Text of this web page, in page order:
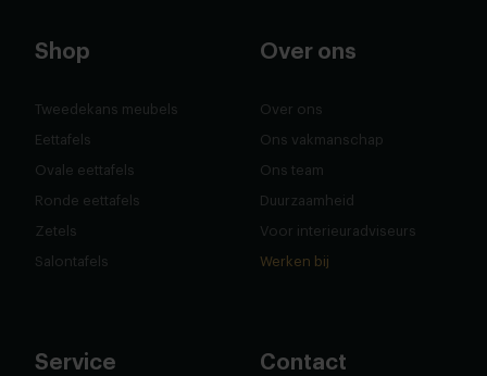
Shop
Tweedekans meubels
Eettafels
Ovale eettafels
Ronde eettafels
Zetels
Salontafels
Over ons
Over ons
Ons vakmanschap
Ons team
Duurzaamheid
Voor interieuradviseurs
Werken bij
Service Contact